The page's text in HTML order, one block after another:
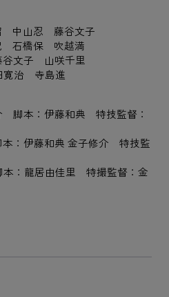
中山忍 藤谷文子
石橋保 吹越満
谷文子 山咲千里
寛治 寺島進
脚本：伊藤和典 特技監督：
：伊藤和典 金子修介 特技監
：龍居由佳里 特撮監督：金